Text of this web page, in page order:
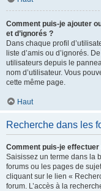
Comment puis-je ajouter
et d’ignorés ?
Dans chaque profil
liste d’amis ou d’ignorés.
utilisateurs depuis le
nom d’utilisateur. Vous
cette même page.
Haut
Recherche dans les
Comment puis-je
Saisissez un terme dans la
forums ou les pages de
cliquant sur le lien «
forum. L’accès à la